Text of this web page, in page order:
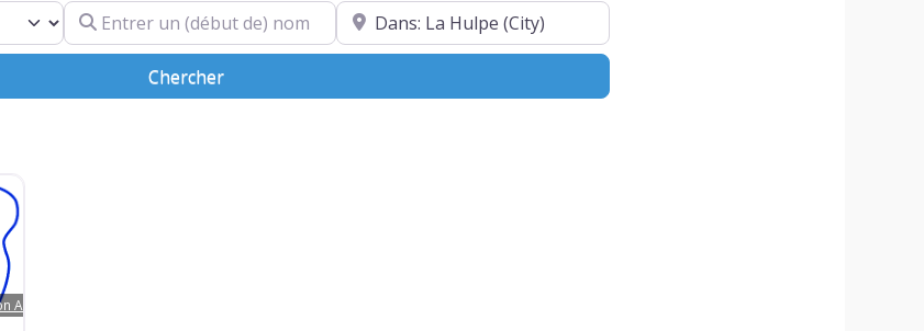
Entrer un (début de) nom A proximité de (optionnel)
ChercherChercher
Animale